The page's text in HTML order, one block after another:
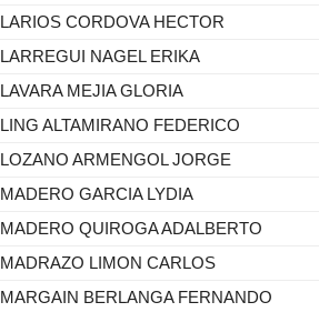
LARIOS CORDOVA HECTOR
LARREGUI NAGEL ERIKA
LAVARA MEJIA GLORIA
LING ALTAMIRANO FEDERICO
LOZANO ARMENGOL JORGE
MADERO GARCIA LYDIA
MADERO QUIROGA ADALBERTO
MADRAZO LIMON CARLOS
MARGAIN BERLANGA FERNANDO